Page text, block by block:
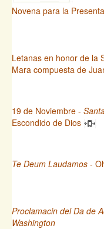
Novena para la
Letanas en honor de la
Mara compuesta de
19 de Noviembre -
Escondido de Dios
Te Deum Laudamos -
Proclamacin del Da de
Washington